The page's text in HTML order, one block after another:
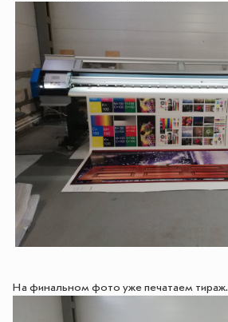
На финальном фото уже печатаем тираж.